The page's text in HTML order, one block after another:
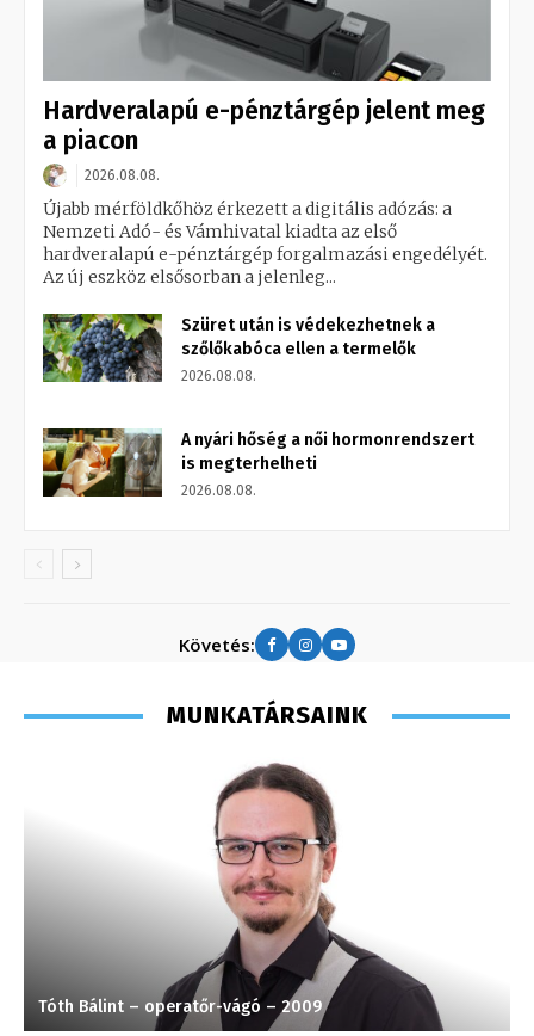
Hardveralapú e-pénztárgép jelent meg
a piacon
2026.08.08.
Újabb mérföldkőhöz érkezett a digitális adózás: a
Nemzeti Adó- és Vámhivatal kiadta az első
hardveralapú e-pénztárgép forgalmazási engedélyét.
Az új eszköz elsősorban a jelenleg...
Szüret után is védekezhetnek a
szőlőkabóca ellen a termelők
2026.08.08.
A nyári hőség a női hormonrendszert
is megterhelheti
2026.08.08.
Követés:
MUNKATÁRSAINK
Turi Szilvia- könyvelési asszisztens – 2020